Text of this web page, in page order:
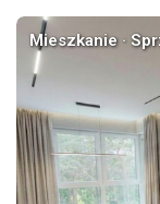
Mieszkanie ·